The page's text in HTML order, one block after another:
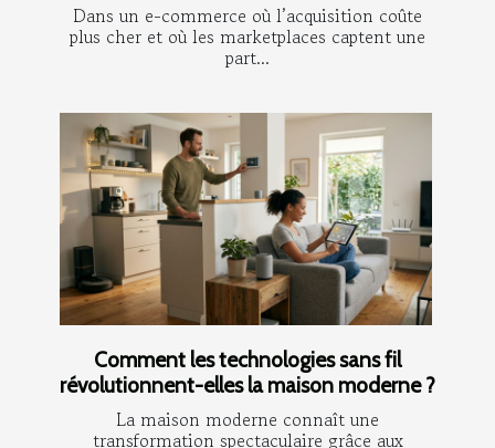
Dans un e-commerce où l’acquisition coûte
plus cher et où les marketplaces captent une
part...
Comment les technologies sans fil
révolutionnent-elles la maison moderne ?
La maison moderne connaît une
transformation spectaculaire grâce aux